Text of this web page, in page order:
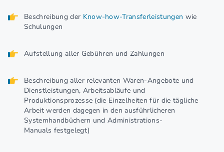
Beschreibung der Know-how-Transferleistungen wie
Schulungen
Aufstellung aller Gebühren und Zahlungen
Beschreibung aller relevanten Waren-Angebote und
Dienstleistungen, Arbeitsabläufe und
Produktionsprozesse (die Einzelheiten für die tägliche
Arbeit werden dagegen in den ausführlicheren
Systemhandbüchern und Administrations-
Manuals festgelegt)